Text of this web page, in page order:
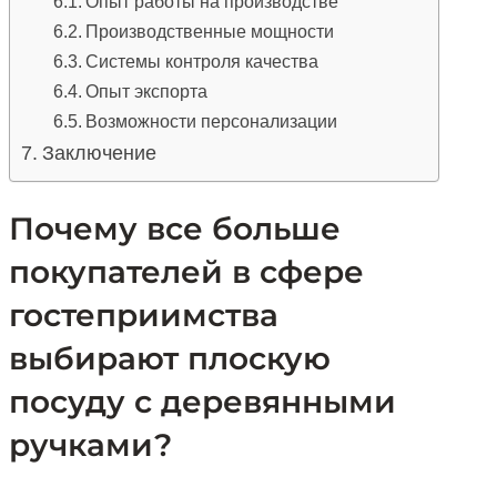
Производственные мощности
Системы контроля качества
Опыт экспорта
Возможности персонализации
Заключение
Почему все больше
покупателей в сфере
гостеприимства
выбирают плоскую
посуду с деревянными
ручками?